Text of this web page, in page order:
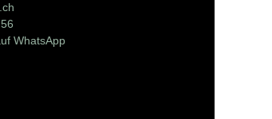
WhatsApp